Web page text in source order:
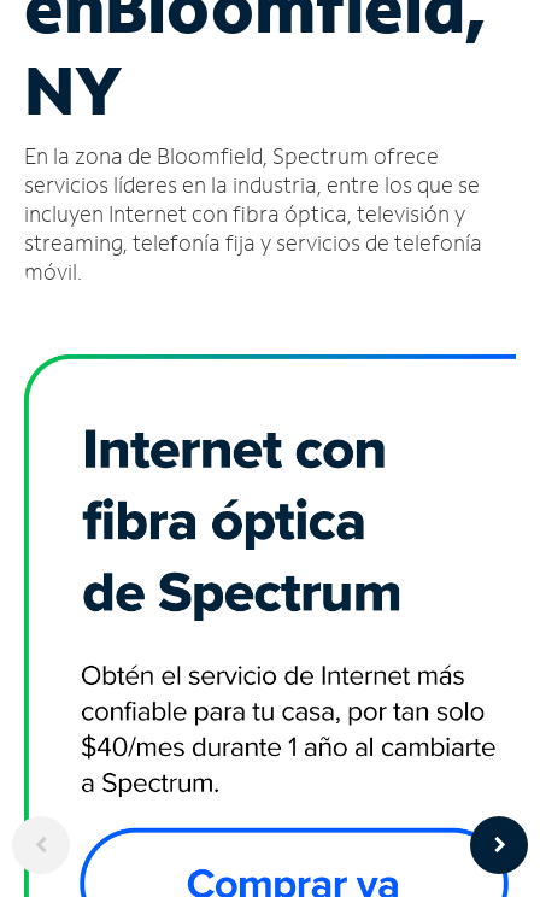
cuenta
Encuentra
tienda
NY
En la zona de Bloomfield, Spectrum ofrece
servicios líderes en la industria, entre los que se
incluyen Internet con fibra óptica, televisión y
streaming, telefonía fija y servicios de telefonía
móvil.